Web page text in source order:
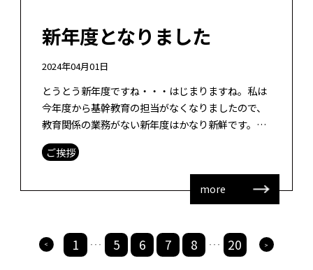
新年度となりました
2024年04月01日
とうとう新年度ですね・・・はじまりますね。私は
今年度から基幹教育の担当がなくなりましたので、
教育関係の業務がない新年度はかなり新鮮です。で
すが、やるべきことたくさんあり、デジタル社会創
造に向けた研究会、活動などいろいろ考 […]
ご挨拶
more
> 1 ・・・ 5 6 7 8 ・・・ 20 >